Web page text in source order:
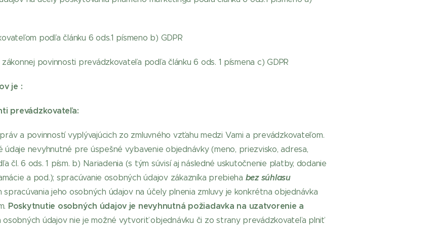
podľa článku 6 ods.1 písmeno b) GDPR
povinnosti prevádzkovateľa podľa článku 6 ods. 1 písmena c) GDPR
je :
prevádzkovateľa:
a povinností vyplývajúcich zo zmluvného vzťahu medzi Vami a prevádzkovateľom.
nevyhnutné pre úspešné vybavenie objednávky (meno, priezvisko, adresa,
čl. 6 ods. 1 písm. b) Nariadenia (s tým súvisí aj následné uskutočnenie platby, dodanie
a pod.); spracúvanie osobných údajov zákazníka prebieha bez súhlasu
spracúvania jeho osobných údajov na účely plnenia zmluvy je konkrétna objednávka
Poskytnutie osobných údajov je nevyhnutná požiadavka na uzatvorenie a
osobných údajov nie je možné vytvoriť objednávku či zo strany prevádzkovateľa plniť